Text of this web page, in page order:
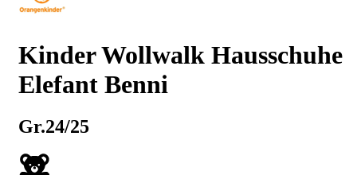
Kinder Wollwalk Hausschuhe
Elefant Benni
Gr.24/25